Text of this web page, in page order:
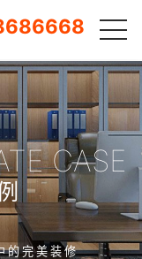
CASE
的完美装修